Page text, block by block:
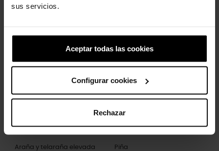
sus servicios.
Aceptar todas las cookies
Configurar cookies
Rechazar
producto también han comprado:
Araña y telaraña elevada Piña